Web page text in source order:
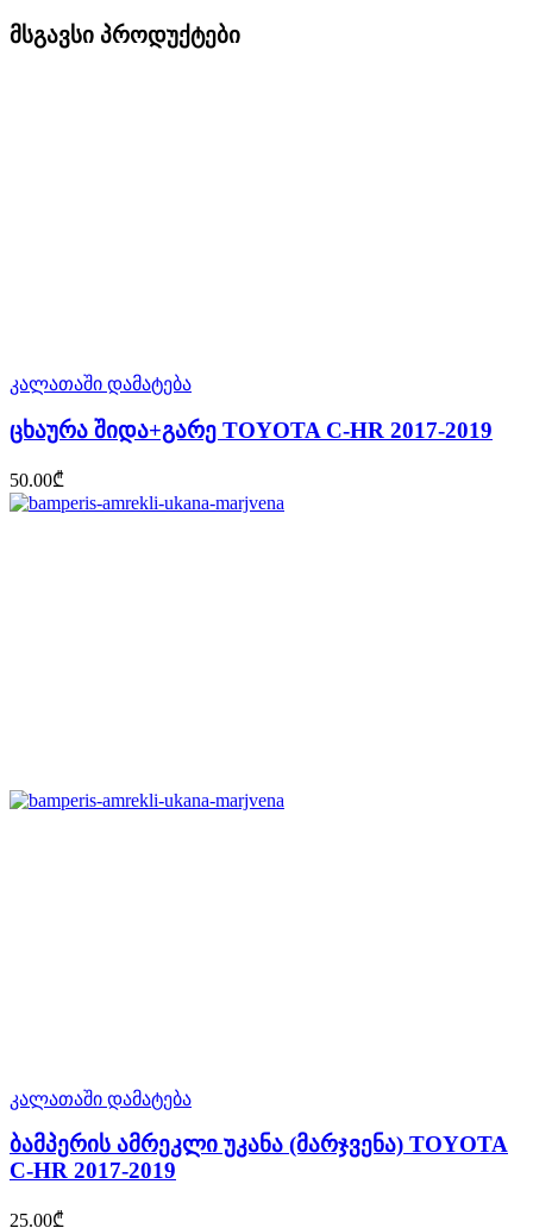
მსგავსი პროდუქტები
კალათაში დამატება
ცხაურა შიდა+გარე TOYOTA C-HR 2017-2019
50.00₾
კალათაში დამატება
ბამპერის ამრეკლი უკანა (მარჯვენა) TOYOTA
C-HR 2017-2019
25.00₾